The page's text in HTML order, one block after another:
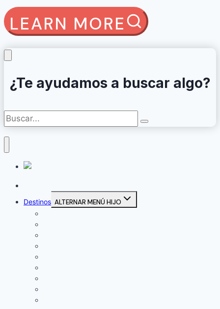
LEARN MORE
¿Te ayudamos a buscar algo?
Destinos ALTERNAR MENÚ HIJO